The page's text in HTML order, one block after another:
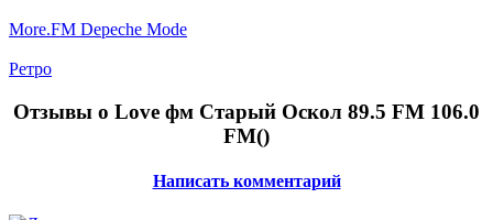
More.FM Depeche Mode
Ретро
Отзывы о Love фм Старый Оскол 89.5 FM 106.0
FM()
Написать комментарий